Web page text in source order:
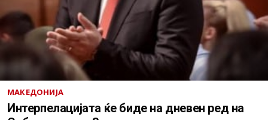
МАКЕДОНИЈА
Интерпелацијата ќе биде на дневен ред на